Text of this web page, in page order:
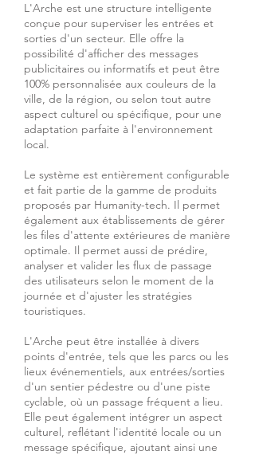
L'Arche est une structure intelligente
conçue pour superviser les entrées et
sorties d'un secteur. Elle offre la
possibilité d'afficher des messages
publicitaires ou informatifs et peut être
100% personnalisée aux couleurs de la
ville, de la région, ou selon tout autre
aspect culturel ou spécifique, pour une
adaptation parfaite à l'environnement
local.
Le système est entièrement configurable
et fait partie de la gamme de produits
proposés par Humanity-tech. Il permet
également aux établissements de gérer
les files d'attente extérieures de manière
optimale. Il permet aussi de prédire,
analyser et valider les flux de passage
des utilisateurs selon le moment de la
journée et d'ajuster les stratégies
touristiques.
L'Arche peut être installée à divers
points d'entrée, tels que les parcs ou les
lieux événementiels, aux entrées/sorties
d'un sentier pédestre ou d'une piste
cyclable, où un passage fréquent a lieu.
Elle peut également intégrer un aspect
culturel, reflétant l'identité locale ou un
message spécifique, ajoutant ainsi une